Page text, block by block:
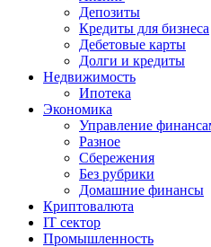
Депозиты
Кредиты для бизнеса
Дебетовые карты
Долги и кредиты
Недвижимость
Ипотека
Экономика
Управление
Разное
Сбережения
Без рубрики
Домашние финансы
Криптовалюта
IT сектор
Промышленность